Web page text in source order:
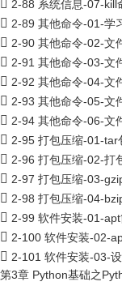
2-88 系统信息-07-kill
2-89 其他命令-01-学
2-90 其他命令-02-文
2-91 其他命令-03-文
2-92 其他命令-04-文
2-93 其他命令-05-文
2-94 其他命令-06-文
2-95 打包压缩-01-tar
2-96 打包压缩-02-打
2-97 打包压缩-03-
2-98 打包压缩-04-
2-99 软件安装-01-
2-100 软件安装-02-
2-101 软件安装-03-
第3章 Python基础之